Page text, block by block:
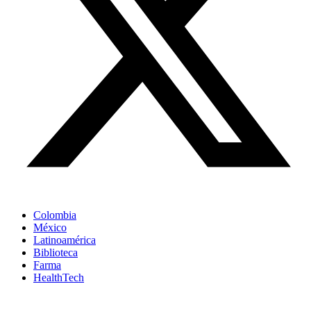
Colombia
México
Latinoamérica
Biblioteca
Farma
HealthTech